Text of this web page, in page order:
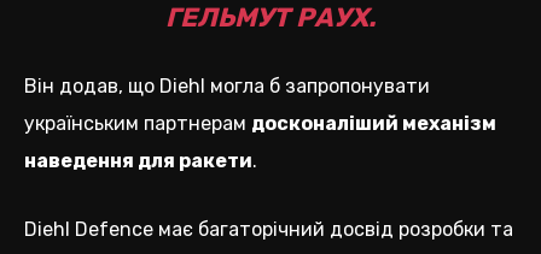
ГЕЛЬМУТ РАУХ.
Він додав, що Diehl могла б запропонувати
українським партнерам досконаліший механізм
наведення для ракети.
Diehl Defence має багаторічний досвід розробки та